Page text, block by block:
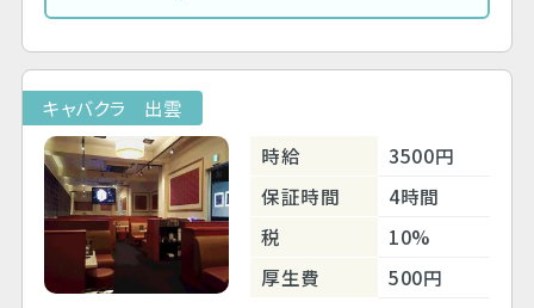
キャバクラ 出雲
時給
3500円
保証時間
4時間
税
10%
厚生費
500円